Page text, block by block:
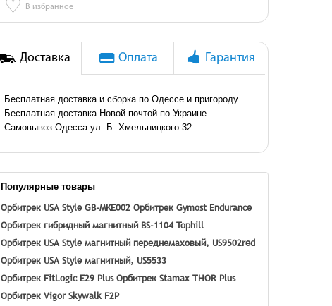
♡ В избранное
Доставка Оплата Гарантия
Бесплатная доставка и сборка по Одессе и пригороду.
Бесплатная доставка Новой почтой по Украине.
Самовывоз Одесса ул. Б. Хмельницкого 32
Популярные товары
Орбитрек USA Style GB-MKE002 Орбитрек Gymost Endurance
Орбитрек гибридный магнитный BS-1104 Tophill
Орбитрек USA Style магнитный переднемаховый, US9502red
Орбитрек USA Style магнитный, US5533
Орбитрек FitLogic E29 Plus Орбитрек Stamax THOR Plus
Орбитрек Vigor Skywalk F2P